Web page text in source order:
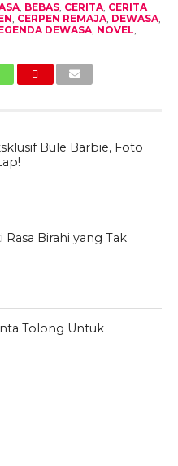
, BEBAS, CERITA, CERITA
, CERPEN REMAJA, DEWASA,
DEWASA, NOVEL,
Bule Barbie, Foto
Rasa Birahi yang Tak
Tolong Untuk